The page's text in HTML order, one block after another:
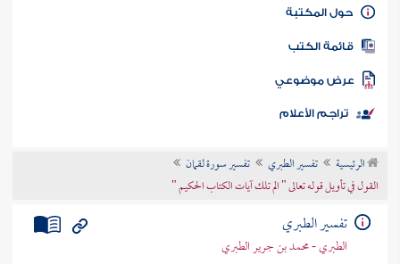
كتاب الأمة
المكتبة
الكتب
موضوعي
تراجم الأعلام
الرئيسية تفسير الطبري
تفسير سورة لقمان
القول في تأويل قوله تعالى " الم تلك آيات الكتاب الحكيم "
تفسير الطبري
الطبري - محمد بن جرير الطبري